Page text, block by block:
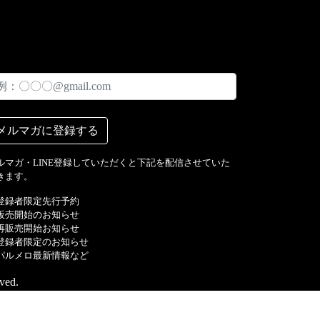
マガ・LINE登録していただくと下記を配信させていた
ます。
録者限定先行予約
売開始のお知らせ
販売開始お知らせ
録者限定のお知らせ
ルメロ最新情報など